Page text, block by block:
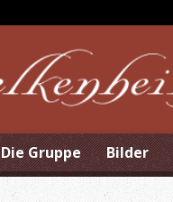
Die Gruppe Bilder